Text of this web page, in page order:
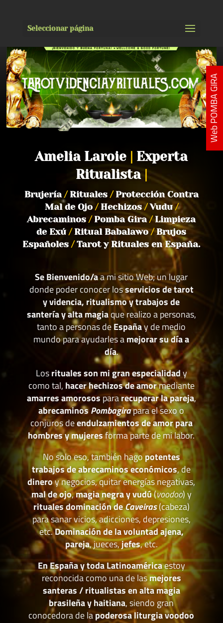
Seleccionar página
Amelia Laroie
Experta
Ritualista
Brujería /Rituales /Protección Contra
Mal de Ojo /Hechizos/Vudu/
Abrecaminos/Pomba Gira/Limpieza
de Exú/Ritual Babalawo/Brujos
Españoles/Tarot y Rituales en España.
Se Bienvenido/aa mi sitio Web; un lugar
donde poder conocer losservicios de tarot
y videncia, ritualismo y trabajos de
santería y alta magiaque realizo a personas,
tanto a personas deEspañay de medio
mundo para ayudarles amejorar su día a
día.
Losrituales son mi gran especialidady
como tal, hacer hechizos de amormediante
amarres amorosospararecuperar la pareja,
abrecaminosPombagirapara el sexo o
conjuros deendulzamientos de amor para
hombres y mujeresforma parte de mi labor.
No solo eso, también hagopotentes
trabajos de abrecaminos económicos, de
dineroy negocios, quitar energías negativas,
mal de ojo,magia negra y vudú(voodoo) y
rituales dominación deCaveiras(cabeza)
para sanar vicios, adicciones, depresiones,
etc.Dominación de la voluntad ajena,
pareja, jueces,jefes, etc.
En España y toda Latinoaméricaestoy
reconocida como una de lasmejores
santeras / ritualistas en alta magia
brasileña y haitiana, siendo gran
conocedora de lapoderosa liturgia voodoo
Web POMBA GIRA